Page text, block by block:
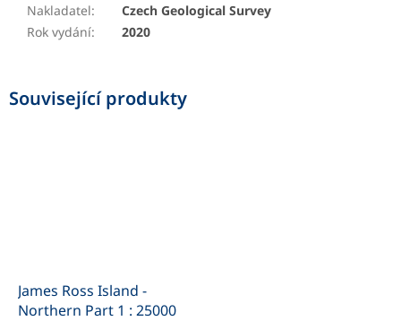
Související produkty
James Ross Island -
Northern Part 1 : 25000
Nakladatel:
Czech Geological Survey
Rok vydání: 2020